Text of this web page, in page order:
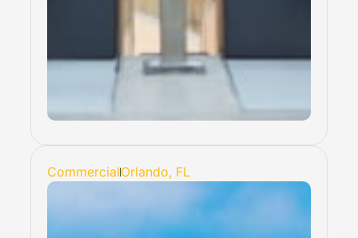
CommercialOrlando, FL